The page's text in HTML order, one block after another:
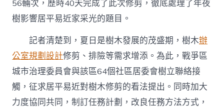
56輛次，歷時40天完成了此次修剪，徹底處理了年夜
樹影響居平易近家采光的題目。
記者清楚到，夏日是樹木發展的茂盛期，樹木辦
公室規劃設計修剪、排險等需求增添。為此，戰爭區
城市治理委員會與該區64個社區居委會樹立聯絡接
觸，征求居平易近對樹木修剪的看法提出。同時加大
力度協同共同，制訂任務計劃，改良任務方法方式，